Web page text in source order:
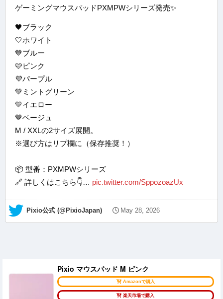
ゲーミングマウスパッドPXMPWシリーズ発売✨
🖤ブラック
🤍ホワイト
💙ブルー
🩷ピンク
💜パープル
💚ミントグリーン
💛イエロー
🤎ベージュ
M / XXLの2サイズ展開。
※選び方はリプ欄に（保存推奨！）
📦 型番：PXMPWシリーズ
🔗 詳しくはこちら👇… pic.twitter.com/SppozoazUx
— Pixio公式 (@PixioJapan) May 28, 2026
Pixio マウスパッド M ピンク
Amazonで購入
楽天市場で購入